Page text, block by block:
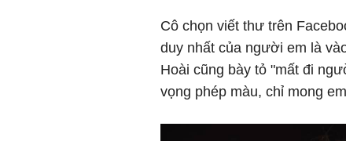
Cô chọn viết thư trên
duy nhất của người em là
Hoài cũng bày tỏ "mất đi
vọng phép màu, chỉ mong